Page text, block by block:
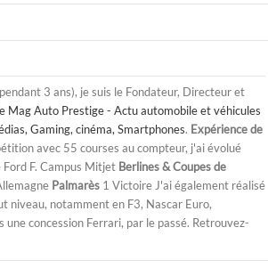
3 ans), je suis le Fondateur, Directeur et
Mag Auto Prestige - Actu automobile et véhicules
Gaming, cinéma, Smartphones. Expérience de
avec 55 courses au compteur, j'ai évolué
Ford F. Campus Mitjet Berlines & Coupes de
Palmarès 1 Victoire J'ai également réalisé
niveau, notamment en F3, Nascar Euro,
concession Ferrari, par le passé. Retrouvez-